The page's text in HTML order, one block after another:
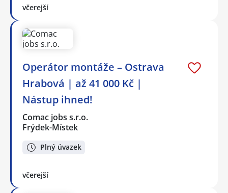
včerejší
Operátor montáže – Ostrava
Hrabová | až 41 000 Kč |
Nástup ihned!
Comac jobs s.r.o.
Frýdek-Místek
Plný úvazek
včerejší